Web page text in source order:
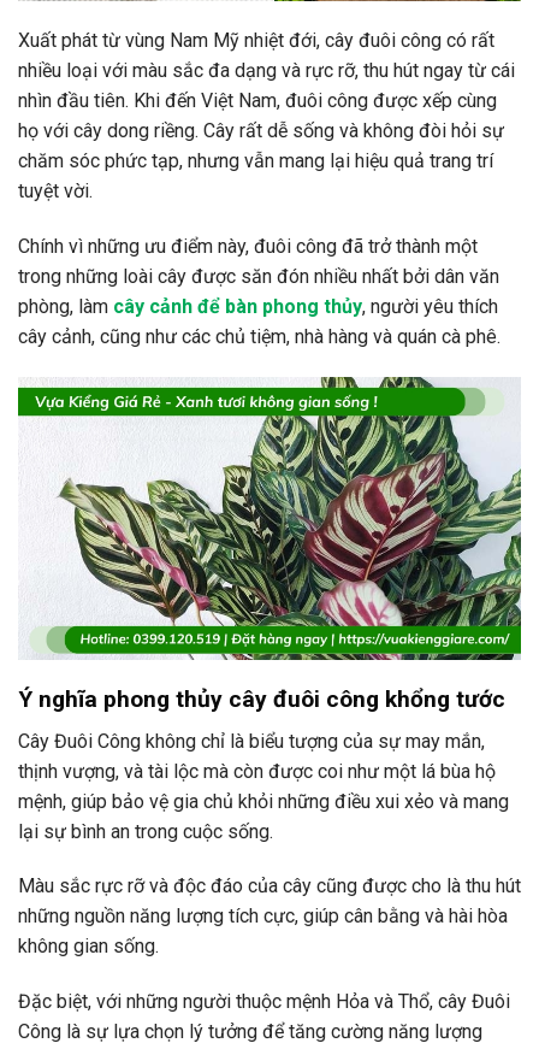
Xuất phát từ vùng Nam Mỹ nhiệt đới, cây đuôi công có rất
nhiều loại với màu sắc đa dạng và rực rỡ, thu hút ngay từ cái
nhìn đầu tiên. Khi đến Việt Nam, đuôi công được xếp cùng
họ với cây dong riềng. Cây rất dễ sống và không đòi hỏi sự
chăm sóc phức tạp, nhưng vẫn mang lại hiệu quả trang trí
tuyệt vời.
Chính vì những ưu điểm này, đuôi công đã trở thành một
trong những loài cây được săn đón nhiều nhất bởi dân văn
phòng, làm cây cảnh để bàn phong thủy, người yêu thích
cây cảnh, cũng như các chủ tiệm, nhà hàng và quán cà phê.
Ý nghĩa phong thủy cây đuôi công khổng tước
Cây Đuôi Công không chỉ là biểu tượng của sự may mắn,
thịnh vượng, và tài lộc mà còn được coi như một lá bùa hộ
mệnh, giúp bảo vệ gia chủ khỏi những điều xui xẻo và mang
lại sự bình an trong cuộc sống.
Màu sắc rực rỡ và độc đáo của cây cũng được cho là thu hút
những nguồn năng lượng tích cực, giúp cân bằng và hài hòa
không gian sống.
Đặc biệt, với những người thuộc mệnh Hỏa và Thổ, cây Đuôi
Công là sự lựa chọn lý tưởng để tăng cường năng lượng